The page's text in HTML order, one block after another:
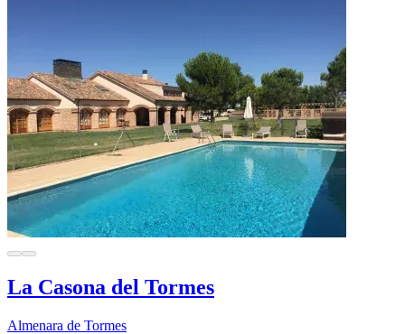
La Casona del Tormes
Almenara de Tormes